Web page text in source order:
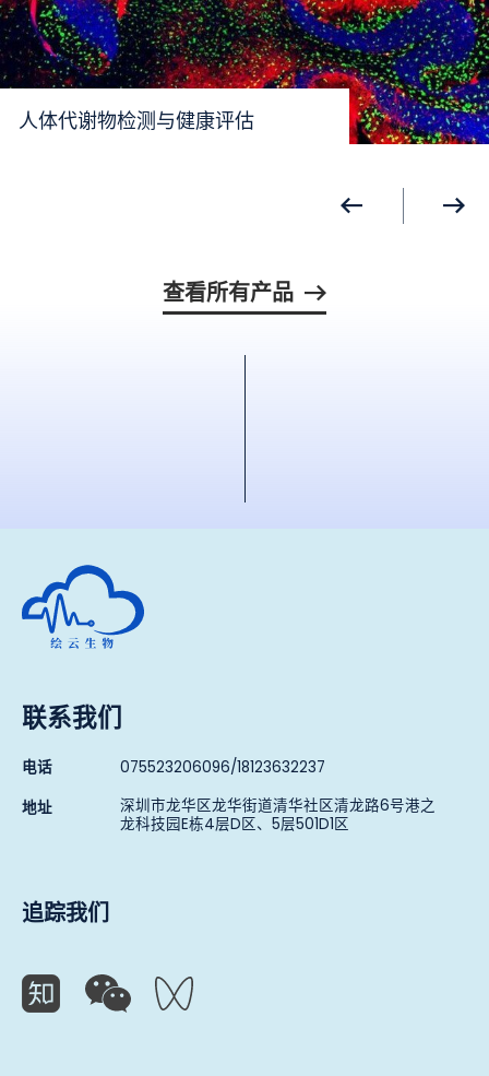
人体代谢物检测与健康评估
查看所有产品
深圳市绘云生物科技有限公司
联系我们
电话 075523206096/18123632237
地址 深圳市龙华区龙华街道清华社区清龙路6号港之
龙科技园E栋4层D区、5层501D1区
追踪我们